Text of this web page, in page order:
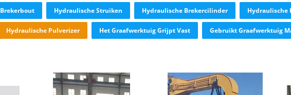
Brekerbout Hydraulische Struiken Hydraulische Brekercilinder Hydraulische
Hydraulische Pulverizer Het Graafwerktuig Grijpt Vast Gebruikt Graafwerktuig